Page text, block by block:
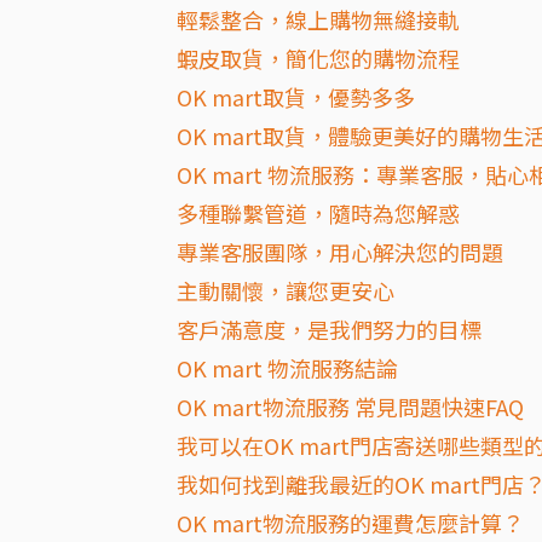
輕鬆整合，線上購物無縫接軌
蝦皮取貨，簡化您的購物流程
OK mart取貨，優勢多多
OK mart取貨，體驗更美好的購物生
OK mart 物流服務：專業客服，貼心
多種聯繫管道，隨時為您解惑
專業客服團隊，用心解決您的問題
主動關懷，讓您更安心
客戶滿意度，是我們努力的目標
OK mart 物流服務結論
OK mart物流服務 常見問題快速FAQ
我可以在OK mart門店寄送哪些類型
我如何找到離我最近的OK mart門店？
OK mart物流服務的運費怎麼計算？